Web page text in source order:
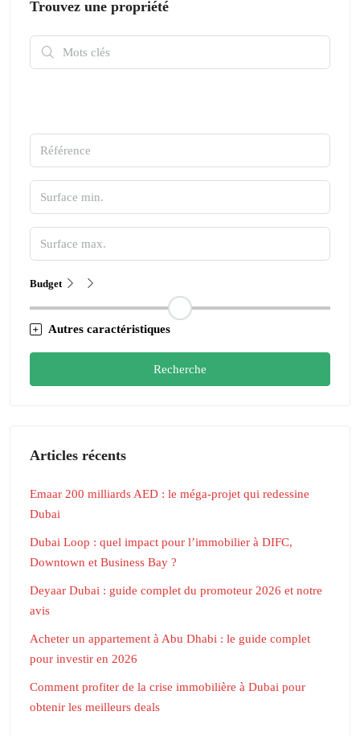
Trouvez une propriété
Budget
Autres caractéristiques
Recherche
Articles récents
Emaar 200 milliards AED : le méga-projet qui redessine
Dubai
Dubai Loop : quel impact pour l’immobilier à DIFC,
Downtown et Business Bay ?
Deyaar Dubai : guide complet du promoteur 2026 et notre
avis
Acheter un appartement à Abu Dhabi : le guide complet
pour investir en 2026
Comment profiter de la crise immobilière à Dubai pour
obtenir les meilleurs deals